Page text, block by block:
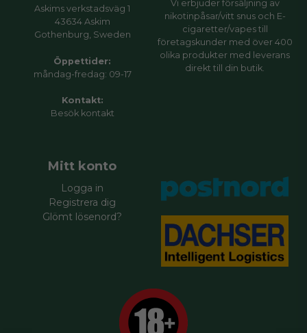
Askims verkstadsväg 1
43634 Askim
Gothenburg, Sweden
Öppettider:
måndag-fredag: 09-17
Kontakt:
Besök kontakt
Vi erbjuder försäljning av
nikotinpåsar/vitt snus och E-
cigaretter/vapes till
företagskunder med över 400
olika produkter med leverans
direkt till din butik.
Mitt konto
Logga in
Registrera dig
Glömt lösenord?